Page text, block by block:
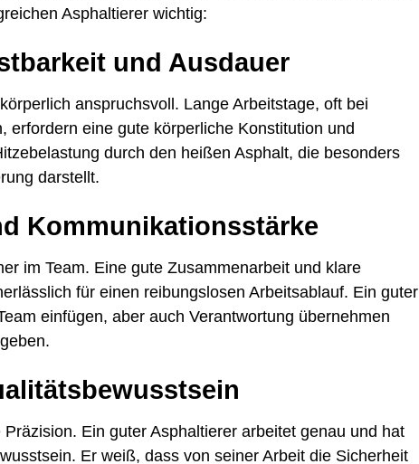
Asphaltierer wichtig:
und Ausdauer
anspruchsvoll. Lange Arbeitstage, oft bei
erfordern eine gute körperliche Konstitution und
durch den heißen Asphalt, die besonders
darstellt.
Kommunikationsstärke
im Team. Eine gute Zusammenarbeit und klare
für einen reibungslosen Arbeitsablauf. Ein guter
einfügen, aber auch Verantwortung übernehmen
Ein guter Asphaltierer arbeitet genau und hat
Er weiß, dass von seiner Arbeit die Sicherheit